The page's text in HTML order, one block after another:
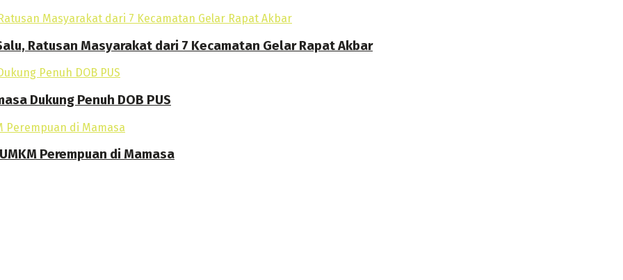
Ratusan Masyarakat dari 7 Kecamatan Gelar Rapat Akbar
Dukung Penuh DOB PUS
Perempuan di Mamasa